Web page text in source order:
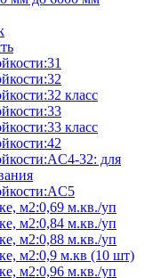
класс
класс
32: для
м2:0,69 м.кв./уп
м2:0,84 м.кв./уп
м2:0,88 м.кв./уп
м2:0,9 м.кв (10 шт)
м2:0,96 м.кв./уп